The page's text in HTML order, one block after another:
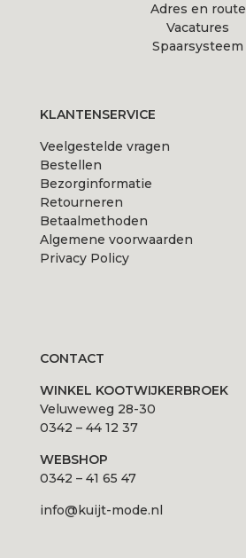
Adres en route
Vacatures
Spaarsysteem
KLANTENSERVICE
Veelgestelde vragen
Bestellen
Bezorginformatie
Retourneren
Betaalmethoden
Algemene voorwaarden
Privacy Policy
CONTACT
WINKEL KOOTWIJKERBROEK
Veluweweg 28-30
0342 – 44 12 37
WEBSHOP
0342 – 41 65 47
info@kuijt-mode.nl